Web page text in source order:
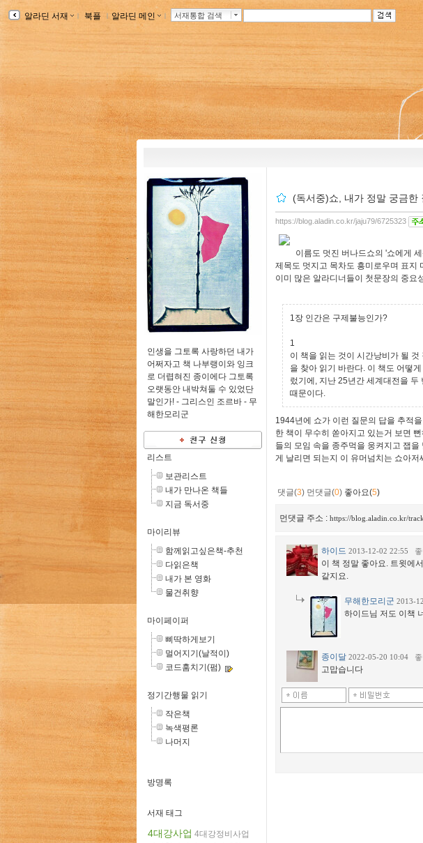
알라딘 서재 ｌ 북플 ｌ 알라딘 메인 ｌ 서재통합 검색
인생을 그토록 사랑하던 내가
어쩌자고 책 나부랭이와 잉크
로 더렵혀진 종이에다 그토록
오랫동안 내박쳐둘 수 있었단
말인가! - 그리스인 조르바 - 무
해한모리군
리스트
보관리스트
내가 만나온 책들
지금 독서중
마이리뷰
함께읽고싶은책-추천
다읽은책
내가 본 영화
물건취향
마이페이퍼
삐딱하게보기
멀어지기(날적이)
코드훔치기(펌)
정기간행물 읽기
작은책
녹색평론
나머지
방명록
서재 태그
4대강사업 4대강정비사업
(독서중)쇼, 내가 정말 궁금한
https://blog.aladin.co.kr/jaju79/6725323
이름도 멋진 버나드쇼의 '쇼에게
제목도 멋지고 목차도 흥미로우며 표지
이미 많은 알라디너들이 첫문장의 중요
1장 인간은 구제불능인가?
1
이 책을 읽는 것이 시간낭비가 될
을 찾아 읽기 바란다. 이 책도 어떻
렀기에, 지난 25년간 세계대전을 두
때문이다.
1944년에 쇼가 이런 질문의 답을 추적
한 책이 무수히 쏟아지고 있는거 보면
들의 모임 속을 종주먹을 웅켜지고 잽
게 날리면 되는지 이 유머넘치는 쇼아
댓글(3) 먼댓글(0) 좋아요(5)
먼댓글 주소 : https://blog.aladin.co.kr/
하이드 2013-12-02 22:55
이 책 정말 좋아요. 트윗에
같지요.
무해한모리군 2013-
하이드님 저도 이책
종이달 2022-05-20 10:04
고맙습니다